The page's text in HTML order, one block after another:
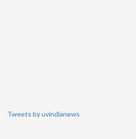
Tweets by uvindianews